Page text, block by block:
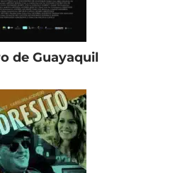
de Guayaquil